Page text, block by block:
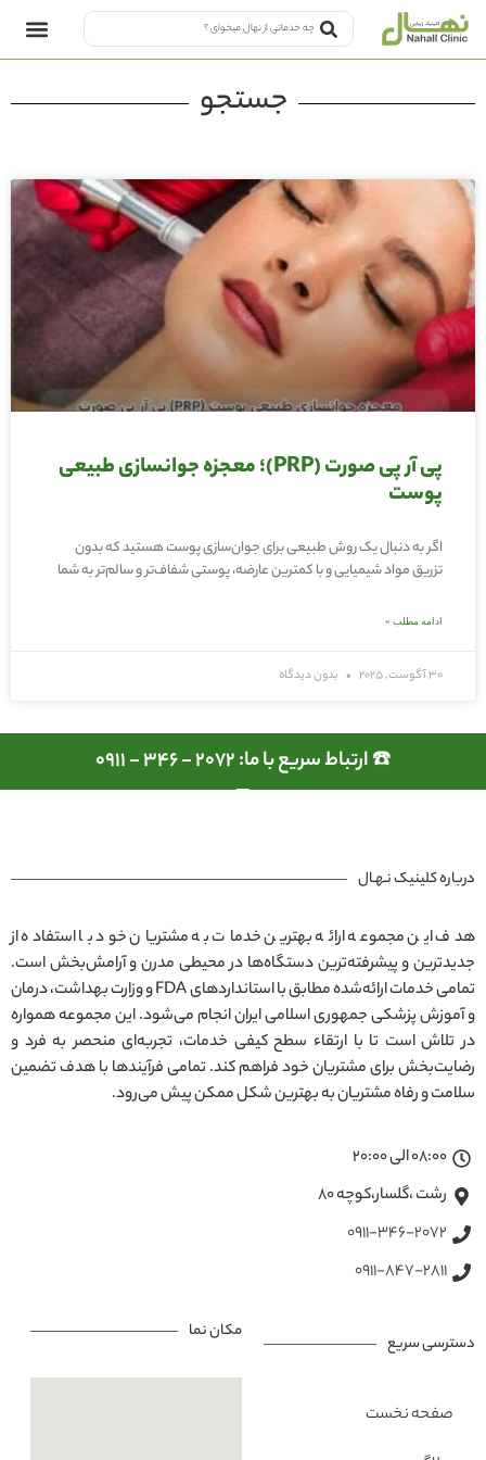
جستجو
پی آر پی صورت (PRP)؛ معجزه جوانسازی طبیعی
پوست
اگر به دنبال یک روش طبیعی برای جوان‌سازی پوست هستید که بدون
تزریق مواد شیمیایی و با کمترین عارضه، پوستی شفاف‌تر و سالم‌تر به شما
ادامه مطلب »
30 آگوست, 2025 بدون دیدگاه
☎️ ارتباط سریع با ما: 2072 - 346 - 0911
درباره کلینیک نـهـال
هدف این مجموعه ارائه بهترین خدمات به مشتریان خود با استفاده از
جدیدترین و پیشرفته‌ترین دستگاه‌ها در محیطی مدرن و آرامش‌بخش است.
تمامی خدمات ارائه‌شده مطابق با استانداردهای FDA و وزارت بهداشت، درمان
و آموزش پزشکی جمهوری اسلامی ایران انجام می‌شود. این مجموعه همواره
در تلاش است تا با ارتقاء سطح کیفی خدمات، تجربه‌ای منحصر به فرد و
رضایت‌بخش برای مشتریان خود فراهم کند. تمامی فرآیندها با هدف تضمین
سلامت و رفاه مشتریان به بهترین شکل ممکن پیش می‌رود.
08:00 الی 20:00
رشت ،گلسار،کوچه ۸۰
0911-346-2072
0911-847-2811
دسترسی سریع
صفحه نخست
مکان نما